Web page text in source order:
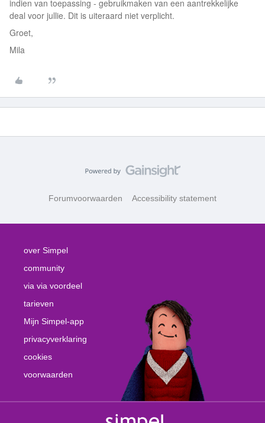
indien van toepassing - gebruikmaken van een aantrekkelijke
deal voor jullie. Dit is uiteraard niet verplicht.
Groet,
Mila
Forumvoorwaarden Accessibility statement
over Simpel
community
via via voordeel
tarieven
Mijn Simpel-app
privacyverklaring
cookies
voorwaarden